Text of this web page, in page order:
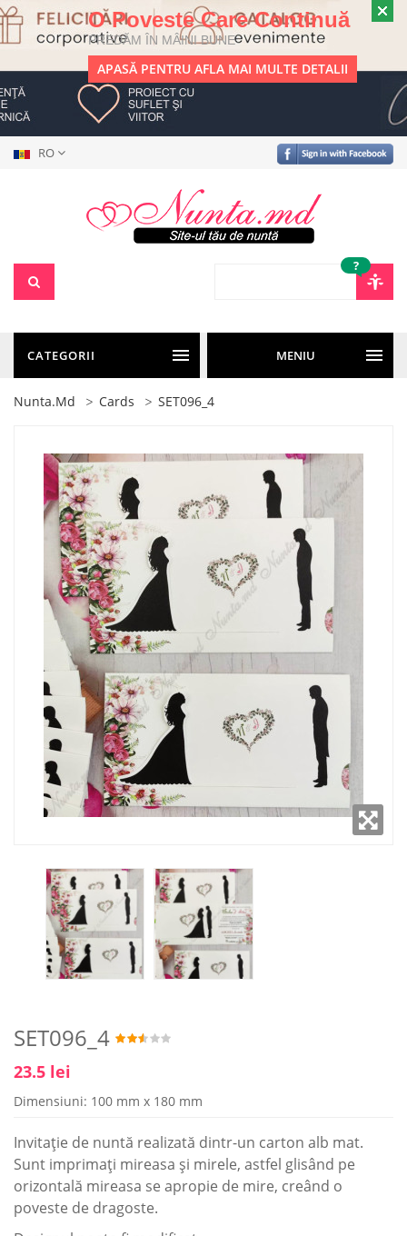
O Poveste Care Continuă
PREDĂM ÎN MÂINI BUNE
APASĂ PENTRU AFLA MAI MULTE DETALII
RO
?
CATEGORII MENIU
Nunta.md Cards SET096_4
SET096_4
23.5 lei
Dimensiuni: 100 mm x 180 mm
Invitație de nuntă realizată dintr-un carton alb mat.
Sunt imprimaţi mireasa şi mirele, astfel glisând pe
orizontală mireasa se apropie de mire, creând o
poveste de dragoste.